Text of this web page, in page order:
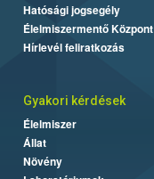
Hatósági jogsegély
Élelmiszermentő Központ
Hírlevél feliratkozás
Gyakori kérdések
Élelmiszer
Állat
Növény